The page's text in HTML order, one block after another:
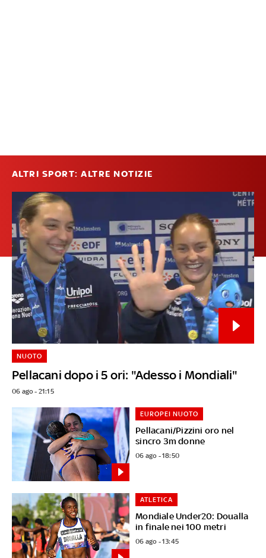
ALTRI SPORT: ALTRE NOTIZIE
Pellacani dopo i 5 ori: "Adesso i Mondiali"
NUOTO
06 ago - 21:15
Pellacani/Pizzini oro nel
sincro 3m donne
EUROPEI NUOTO
06 ago - 18:50
Mondiale Under20: Doualla
in finale nei 100 metri
ATLETICA
06 ago - 13:45